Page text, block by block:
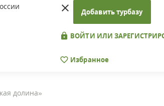
Добавить турбазу
ВОЙТИ ИЛИ
Избранное
долина»